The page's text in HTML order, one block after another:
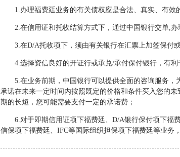
1.办理福费廷业务的有关债权应是合法、真实、有效
2.在信用证和托收结算方式下，通过中国银行交单,办
3.在D/A托收项下，须由有关银行在汇票上加签保付
4.选择资信良好的开证行或承兑/承付保付银行，有利
5.在业务前期，中国银行可以提供全面的咨询服务，
承诺在未来一定时间内按照既定的价格和条件买入您的
期的长短，您可能需要支付一定的承诺费；
6.对于即期信用证项下福费廷、D/A银行保付项下福
信保项下福费廷、IFC等国际组织担保项下福费廷等业务